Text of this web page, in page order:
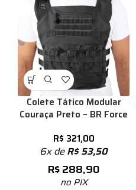
Colete Tático Modular
Couraça Preto – BR Force
R$ 321,00
6x deR$53,50
R$288,90
no PIX